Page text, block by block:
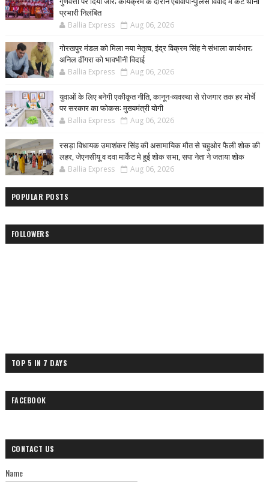
प्रभारी निलंबित
Ballia Express Aug 06, 2026
गोरखपुर मंडल को मिला नया नेतृत्व, इंद्र विक्रम सिंह ने संभाला कार्यभार;
अनिल ढींगरा को भावभीनी विदाई
Ballia Express Aug 06, 2026
युवाओं के लिए बनेगी एकीकृत नीति, कानून-व्यवस्था से रोजगार तक हर मोर्चे
पर सरकार का फोकस: मुख्यमंत्री योगी
Ballia Express Aug 06, 2026
रसड़ा विधायक उमाशंकर सिंह की असामायिक मौत से चहुओर फैली शोक की
लहर, जेएनसीयू व दवा मार्केट मे हुई शोक सभा, सपा नेता ने जताया शोक
Ballia Express Aug 06, 2026
POPULAR POSTS
FOLLOWERS
TOP 5 IN 7 DAYS
FACEBOOK
CONTACT US
Name